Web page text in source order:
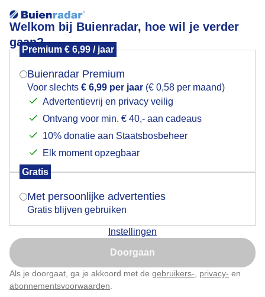
Welkom bij Buienradar, hoe wil je verder
gaan?
Premium € 6,99 / jaar
Buienradar Premium
Voor slechts € 6,99 per jaar (€ 0,58 per maand)
Advertentievrij en privacy veilig
Ontvang voor min. € 40,- aan cadeaus
10% donatie aan Staatsbosbeheer
Elk moment opzegbaar
Gratis
Met persoonlijke advertenties
Gratis blijven gebruiken
Instellingen
Doorgaan
Als je doorgaat, ga je akkoord met de gebruikers- privacy- en
abonnementsvoorwaarden
In Benidorm ligt het strand overvol met toeristen.
Temp.om 11:15 u 27 graden. Het weer zonnig maar
half bewolkt met behoorlijk stapelwolken.
Mogen we je locatie gebruiken voor het
Indien je hier nog geen akkoord op hebt gegeven,
verschijnt er zo een pop-up uit je browser waarin
Is goed, toon de popup
Nu niet, misschien later
Klik hierom dit aan te passen